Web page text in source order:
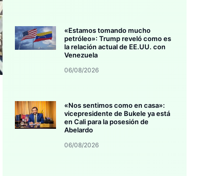
«Estamos tomando mucho
petróleo»: Trump reveló como es
la relación actual de EE.UU. con
Venezuela
06/08/2026
«Nos sentimos como en casa»:
vicepresidente de Bukele ya está
en Cali para la posesión de
Abelardo
06/08/2026